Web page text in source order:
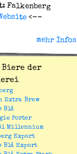
Falkenberg
<--
mehr Infos
der
Extra Brew
Blå
Porter
Millennium
Export
Blå Export